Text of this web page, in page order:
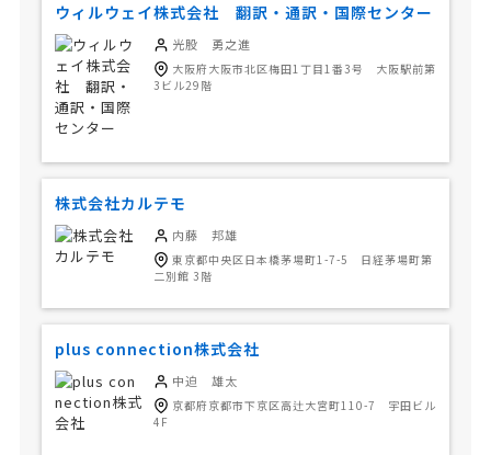
ウィルウェイ株式会社 翻訳・通訳・国際センター
光股 勇之進
大阪府大阪市北区梅田1丁目1番3号 大阪駅前第
3ビル29階
株式会社カルテモ
内藤 邦雄
東京都中央区日本橋茅場町1-7-5 日経茅場町第
二別館 3階
plus connection株式会社
中迫 雄太
京都府京都市下京区高辻大宮町110-7 宇田ビル
4F